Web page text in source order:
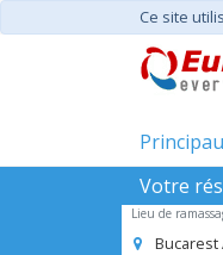
Ce site
Votre
Lieu de